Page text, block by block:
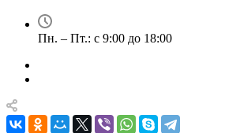
Пн. – Пт.: с 9:00 до 18:00